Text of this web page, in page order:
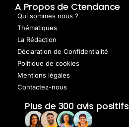
A Propos de Ctendance
Qui sommes nous ?
Thématiques
La Rédaction
Déclaration de Confidentialité
Politique de cookies
Mentions légales
Contactez-nous
Plus de 300 avis positifs